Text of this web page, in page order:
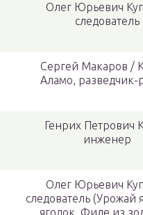
Олег Юрьевич
следователь
Сергей Макаров /
Аламо, разведчик-
Генрих Петрович
инженер
Олег Юрьевич
следователь (Урожай
ягодок, Филе из